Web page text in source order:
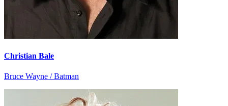
Christian Bale
Bruce Wayne / Batman